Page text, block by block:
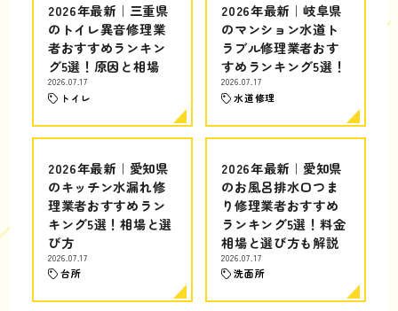
2026年最新｜三重県
のトイレ異音修理業
者おすすめランキン
グ5選！原因と相場
2026.07.17
トイレ
2026年最新｜岐阜県
のマンション水道ト
ラブル修理業者おす
すめランキング5選！
2026.07.17
水道修理
2026年最新｜愛知県
のキッチン水漏れ修
理業者おすすめラン
キング5選！相場と選
び方
2026.07.17
台所
2026年最新｜愛知県
のお風呂排水口つま
り修理業者おすすめ
ランキング5選！料金
相場と選び方も解説
2026.07.17
洗面所